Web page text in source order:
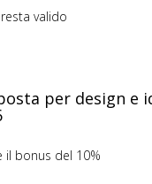
valido
per design e
il bonus del 10%